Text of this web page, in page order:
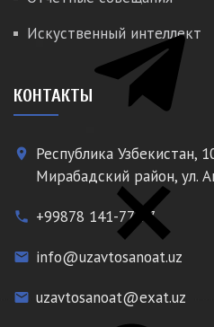
Искуственный интеллект
КОНТАКТЫ
place
Республика Узбекистан,
Мирабадский район, ул.
phone +99878 141-77-77
email info@uzavtosanoat.uz
email uzavtosanoat@exat.uz